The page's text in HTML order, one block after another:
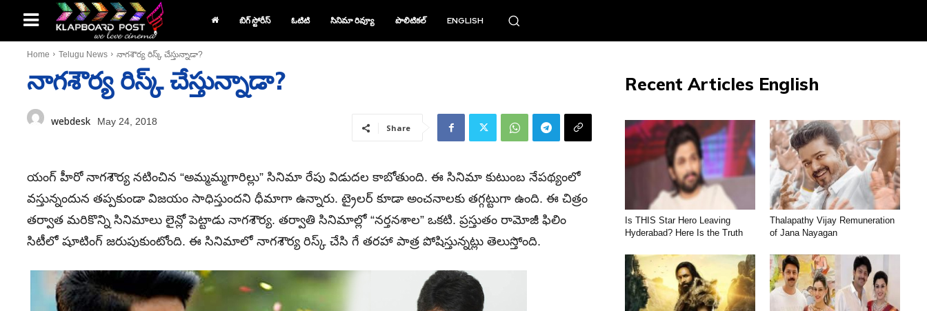
బిగ్ స్టోరీస్ ఓటిటి సినిమా రివ్యూ పొలిటికల్ ENGLISH
Home Telugu News నాగశౌర్య రిస్క్ చేస్తున్నాడా?
నాగశౌర్య రిస్క్ చేస్తున్నాడా?
webdesk May 24, 2018
Share
యంగ్ హీరో నాగశౌర్య నటించిన “అమ్మమ్మగారిల్లు” సినిమా రేపు విడుదల కాబోతుంది. ఈ సినిమా కుటుంబ నేపథ్యంలో
వస్తున్నందున తప్పకుండా విజయం సాధిస్తుందని ధీమాగా ఉన్నారు. ట్రైలర్ కూడా అంచనాలకు తగ్గట్టుగా ఉంది. ఈ చిత్రం
తర్వాత మరికొన్ని సినిమాలు లైన్లో పెట్టాడు నాగశౌర్య. తర్వాతి సినిమాల్లో “నర్తనశాల” ఒకటి. ప్రస్తుతం రామోజీ ఫిలిం
సిటీలో షూటింగ్ జరుపుకుంటోంది. ఈ సినిమాలో నాగశౌర్య రిస్క్ చేసి గే తరహా పాత్ర పోషిస్తున్నట్లు తెలుస్తోంది.
Recent Articles English
Is THIS Star Hero Leaving
Hyderabad? Here Is the Truth
Thalapathy Vijay Remuneration
of Jana Nayagan